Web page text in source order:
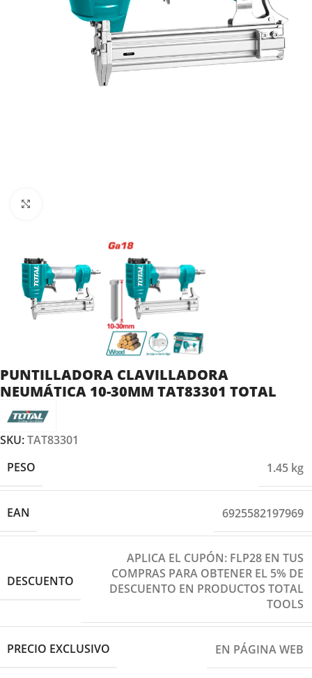
PUNTILLADORA CLAVILLADORA
NEUMÁTICA 10-30MM TAT83301 TOTAL
SKU:TAT83301
PESO
1.45 kg
EAN 6925582197969
DESCUENTO
APLICA EL CUPÓN: FLP28 EN TUS
COMPRAS PARA OBTENER EL 5% DE
DESCUENTO EN PRODUCTOS TOTAL
TOOLS
PRECIO EXCLUSIVO EN PÁGINA WEB